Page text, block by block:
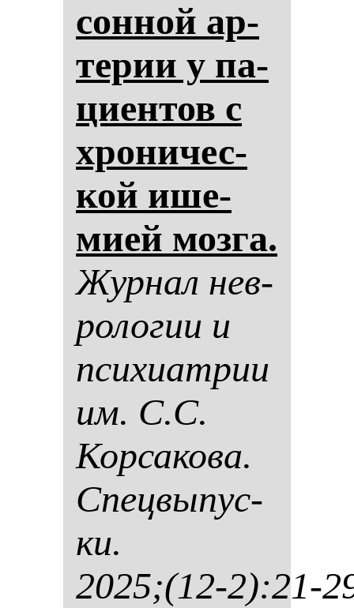
сон­ной ар­
те­рии у па­
ци­ен­тов с
хро­ни­чес­
кой ише­
ми­ей моз­га.
Жур­нал нев­
ро­ло­гии и
пси­хи­ат­рии
им. С.С.
Кор­са­ко­ва.
Спец­вы­пус­
ки.
2025;(12-2):21-